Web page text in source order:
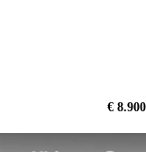
€ 8.900